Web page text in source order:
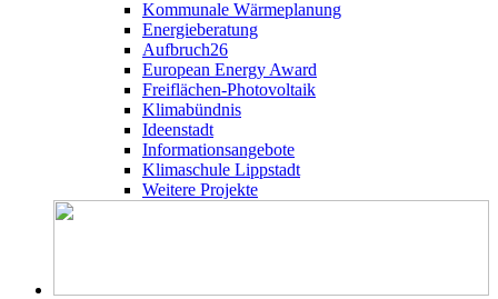
Kommunale Wärmeplanung
Energieberatung
Aufbruch26
European Energy Award
Freiflächen-Photovoltaik
Klimabündnis
Ideenstadt
Informationsangebote
Klimaschule Lippstadt
Weitere Projekte